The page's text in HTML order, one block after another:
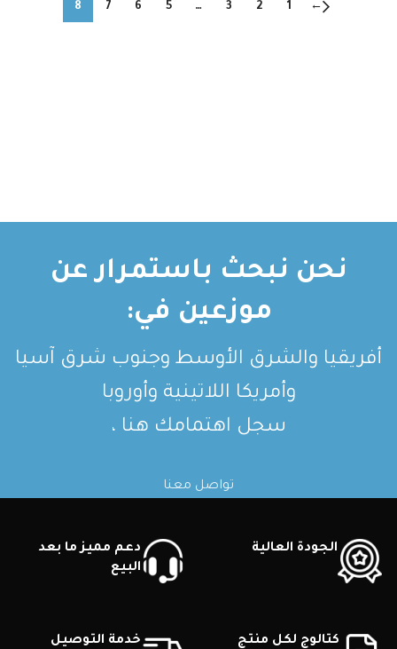
←
1
2
3
…
5
6
7
8
نحن نبحث باستمرار عن
موزعين في:
أفريقيا والشرق الأوسط وجنوب شرق آسيا
وأمريكا اللاتينية وأوروبا
سجل اهتمامك هنا ،
تواصل معنا
الجودة العالية
دعم مميز ما بعد
البيع
كتالوج لكل منتج خدمة التوصيل